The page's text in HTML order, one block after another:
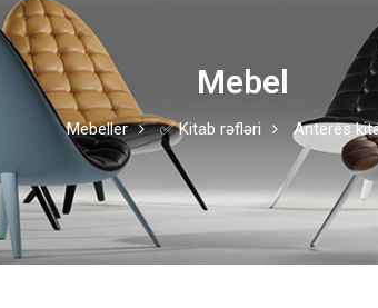
Mebel
Mebeller ✅ Kitab rəfləri Anteres